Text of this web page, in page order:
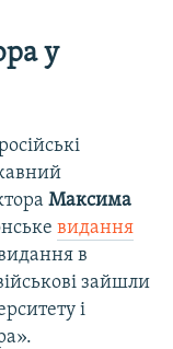
у
Максима
видання
в
зайшли
і